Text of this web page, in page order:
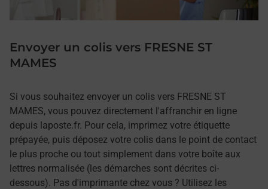
Envoyer un colis vers FRESNE ST
MAMES
Si vous souhaitez envoyer un colis vers FRESNE ST
MAMES, vous pouvez directement l'affranchir en ligne
depuis laposte.fr. Pour cela, imprimez votre étiquette
prépayée, puis déposez votre colis dans le point de contact
le plus proche ou tout simplement dans votre boîte aux
lettres normalisée (les démarches sont décrites ci-
dessous). Pas d'imprimante chez vous ? Utilisez les